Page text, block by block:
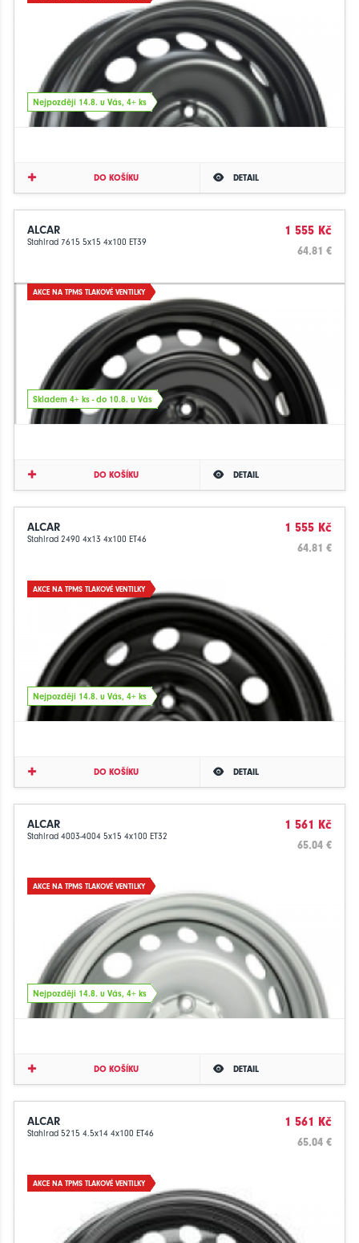
Nejpozději 14.8. u Vás, 4+ ks
DO KOŠÍKU DETAIL
ALCAR
Stahlrad 7615 5x15 4x100 ET39
1 555 Kč
64.81 €
AKCE NA TPMS TLAKOVÉ VENTILKY
Skladem 4+ ks - do 10.8. u Vás
DO KOŠÍKU DETAIL
ALCAR
Stahlrad 2490 4x13 4x100 ET46
1 555 Kč
64.81 €
AKCE NA TPMS TLAKOVÉ VENTILKY
Nejpozději 14.8. u Vás, 4+ ks
DO KOŠÍKU DETAIL
ALCAR
Stahlrad 4003-4004 5x15 4x100 ET32
1 561 Kč
65.04 €
AKCE NA TPMS TLAKOVÉ VENTILKY
Nejpozději 14.8. u Vás, 4+ ks
DO KOŠÍKU DETAIL
ALCAR
Stahlrad 5215 4.5x14 4x100 ET46
1 561 Kč
65.04 €
AKCE NA TPMS TLAKOVÉ VENTILKY